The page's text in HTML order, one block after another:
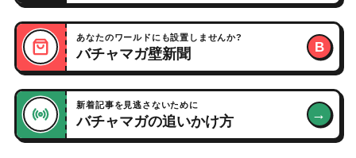
あなたのワールドにも設置しませんか?
バチャマガ壁新聞 B
新着記事を見逃さないために
バチャマガの追いかけ方 →